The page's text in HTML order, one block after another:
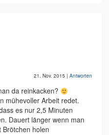
21. Nov. 2015 | Antworten
da reinkacken?
mühevoller Arbeit redet.
es nur 2,5 Minuten
Dauert länger wenn man
Brötchen holen